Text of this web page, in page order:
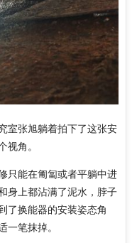
室张旭躺着拍下了这张安
角。
只能在匍匐或者平躺中进
身上都沾满了泥水，脖子
了换能器的安装姿态角
笔抹掉。